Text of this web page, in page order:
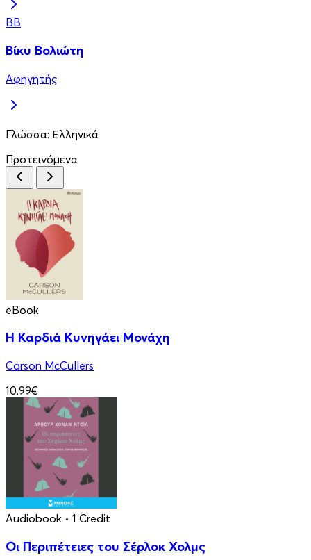
ΒΒ
Βίκυ Βολιώτη
Αφηγητής
Γλώσσα: Ελληνικά
Προτεινόμενα
eBook
Η Καρδιά Κυνηγάει Μονάχη
Carson McCullers
10.99€
Audiobook • 1 Credit
Οι Περιπέτειες του Σέρλοκ Χολμς